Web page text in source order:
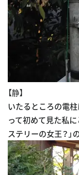
【静】
いたるところの電柱
って初めて見た私
ステリーの女王？」